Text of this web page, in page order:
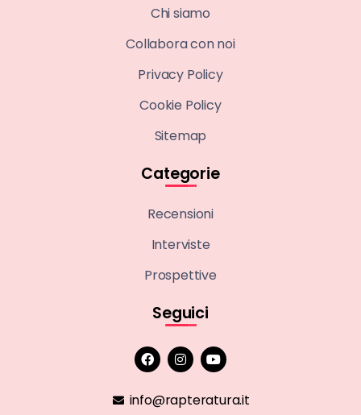
Chi siamo
Collabora con noi
Privacy Policy
Cookie Policy
Sitemap
Categorie
Recensioni
Interviste
Prospettive
Seguici
info@rapteratura.it